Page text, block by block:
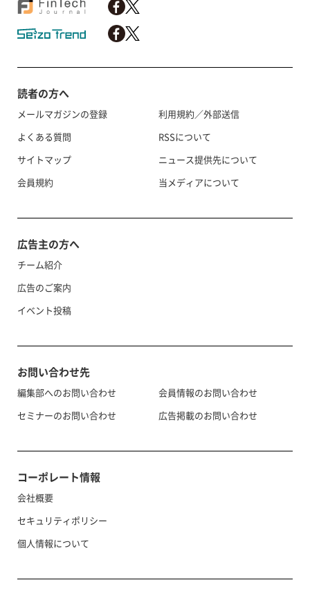
読者の方へ
メールマガジンの登録
よくある質問
サイトマップ
会員規約
利用規約／外部送信
RSSについて
ニュース提供先について
当メディアについて
広告主の方へ
チーム紹介
広告のご案内
イベント投稿
お問い合わせ先
編集部へのお問い合わせ
セミナーのお問い合わせ
会員情報のお問い合わせ
広告掲載のお問い合わせ
コーポレート情報
会社概要
セキュリティポリシー
個人情報について